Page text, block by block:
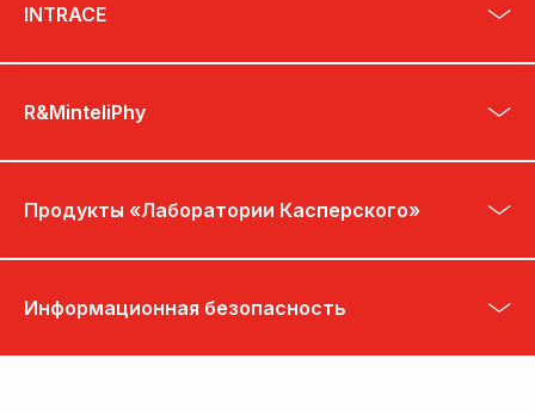
INTRACE
R&MinteliPhy
Продукты «Лаборатории Касперского»
Информационная безопасность